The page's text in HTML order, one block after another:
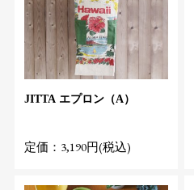
JITTA エプロン（A）
定価：3,190円(税込)